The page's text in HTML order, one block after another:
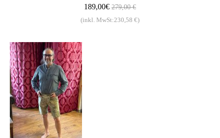
189,00€ 279,00 €
(inkl. MwSt:230,58 €)